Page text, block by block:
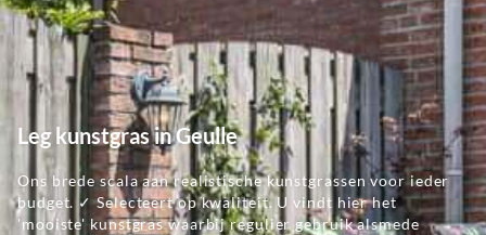
Leg kunstgras in Geulle
Ons brede scala aan realistische kunstgrassen voor ieder
budget. ✓ Selecteert op kwaliteit. U vindt hier het
'mooiste' kunstgras waarbij regulier gebruik alsmede